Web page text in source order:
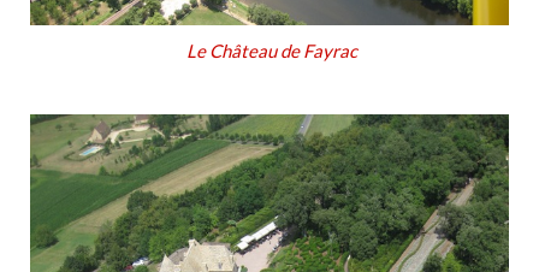
Le Château de Fayrac